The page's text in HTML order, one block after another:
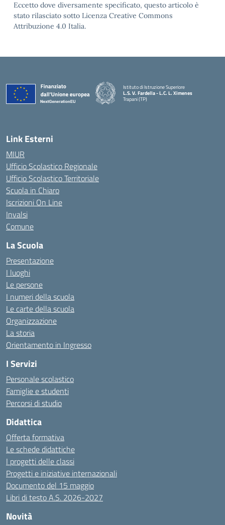
Eccetto dove diversamente specificato, questo articolo è
stato rilasciato sotto Licenza Creative Commons
Attribuzione 4.0 Italia.
Istituto di Istruzione Superiore
L.S. V. Fardella - L.C. L. Ximenes
Trapani (TP)
Link Esterni
MIUR
Ufficio Scolastico Regionale
Ufficio Scolastico Territoriale
Scuola in Chiaro
Iscrizioni On Line
Invalsi
Comune
La Scuola
Presentazione
I luoghi
Le persone
I numeri della scuola
Le carte della scuola
Organizzazione
La storia
Orientamento in Ingresso
I Servizi
Personale scolastico
Famiglie e studenti
Percorsi di studio
Didattica
Offerta formativa
Le schede didattiche
I progetti delle classi
Progetti e iniziative internazionali
Documento del 15 maggio
Libri di testo A.S. 2026-2027
Novità